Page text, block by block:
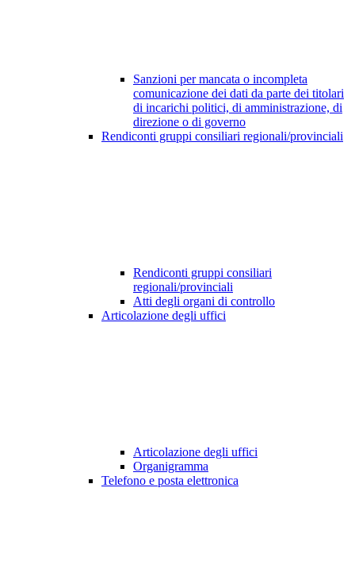
Sanzioni per mancata o incompleta
comunicazione dei dati da parte dei titolari
di incarichi politici, di amministrazione, di
direzione o di governo
Rendiconti gruppi consiliari regionali/provinciali
Rendiconti gruppi consiliari
regionali/provinciali
Atti degli organi di controllo
Articolazione degli uffici
Articolazione degli uffici
Organigramma
Telefono e posta elettronica